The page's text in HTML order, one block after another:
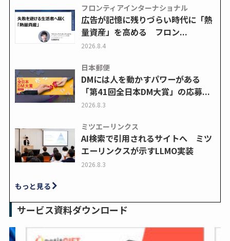
フロンティアインターナショナル
広告が記憶に残りづらい時代に「熱
量資産」を高める フロン...
2026.8.4
日本郵便
DMには人を動かすパワーがある
「第41回全日本DM大賞」の応募...
2026.8.3
ミツエーリンクス
AI検索で引用されるサイトへ ミツ
エーリンクスが示すLLMO実装
2026.8.3
もっと見る
サービス資料ダウンロード